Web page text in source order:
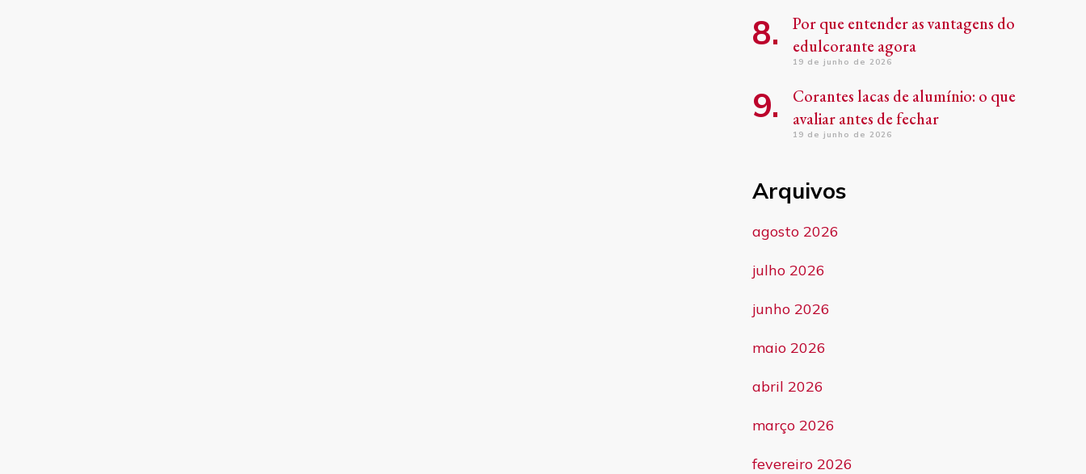
Por que entender as vantagens do
edulcorante agora
19 de junho de 2026
Corantes lacas de alumínio: o que
avaliar antes de fechar
19 de junho de 2026
Arquivos
agosto 2026
julho 2026
junho 2026
maio 2026
abril 2026
março 2026
fevereiro 2026